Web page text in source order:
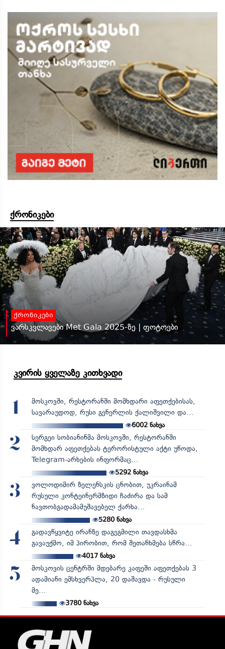
ქრონიკები
ქრონიკები
ვარსკვლავები Met Gala 2025-ზე | ფოტოები
კვირის ყველაზე კითხვადი
1
მოსკოვში, რესტორანში მომხდარი აფეთქებისას,
სავარაუდოდ, რუსი გენერლის ქალიშვილი და...
6002 ნახვა
2
სერგეი სობიანინმა მოსკოვში, რესტორანში
მომხდარ აფეთქებას ტერორისტული აქტი უწოდა,
Telegram-არხების ინფორმაც...
5292ნახვა
3
ვოლოდიმირ ზელენსკის ცნობით, უკრაინამ
რუსული კონტეინერმზიდი ჩაძირა და სამ
ნავთობგადამამუშავებელ ქარხა...
5280ნახვა
4
გადავწყვიტე ირანზე დაგეგმილი თავდასხმა
გავაუქმო, იმ პირობით, რომ შეთანხმება სწრა...
4017ნახვა
5
მოსკოვის ცენტრში მდებარე კაფეში აფეთქებას 3
ადამიანი ემსხვერპლა, 20 დაშავდა - რუსული
მე...
3780ნახვა